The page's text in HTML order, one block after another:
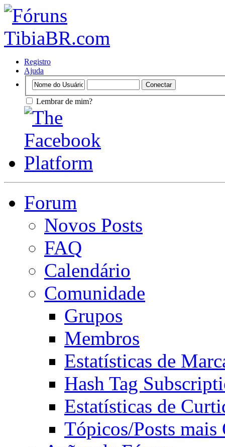
Registro
Ajuda
Lembrar de mim?
Forum
Novos Posts
FAQ
Calendário
Comunidade
Grupos
Membros
Estatísticas de
Hash Tag
Estatísticas de
Tópicos/Posts mais